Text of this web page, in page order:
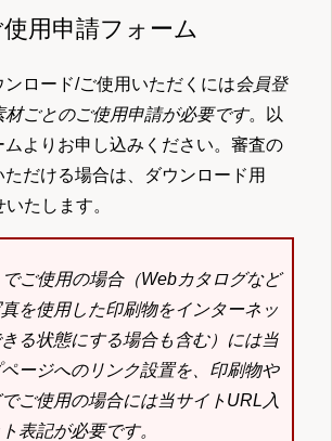
用申請フォーム
ロード/ご使用いただくには会員登
材ごとのご使用申請が必要です。以
よりお申し込みください。審査の
だける場合は、ダウンロード用
たします。
ご使用の場合（Webカタログなど
を使用した印刷物をインターネッ
きる状態にする場合も含む）には当
ージへのリンク設置を、印刷物や
ご使用の場合には当サイトURL入
表記が必要です。